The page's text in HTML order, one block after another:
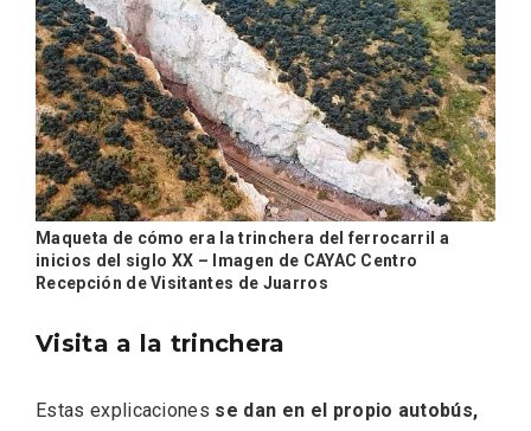
Maqueta de cómo era la trinchera del ferrocarril a
inicios del siglo XX – Imagen de CAYAC Centro
Recepción de Visitantes de Juarros
Visita a la trinchera
Estas explicaciones se dan en el propio autobús,
Porrón de Citas de 2026 en Moradillo de
Roa